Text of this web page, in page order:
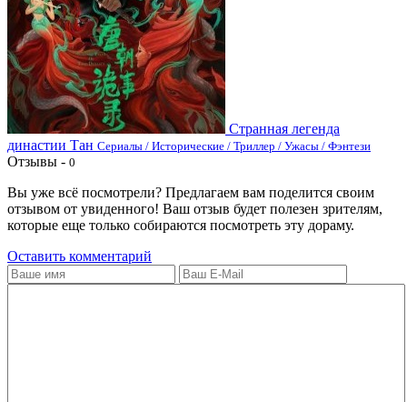
Странная легенда
династии Тан Сериалы / Исторические / Триллер / Ужасы / Фэнтези
Отзывы - 0
Вы уже всё посмотрели? Предлагаем вам поделится своим
отзывом от увиденного! Ваш отзыв будет полезен зрителям,
которые еще только собираются посмотреть эту дораму.
Оставить комментарий